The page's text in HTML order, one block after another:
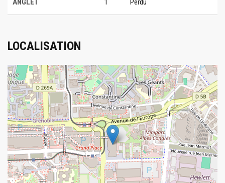
LOCALISATION